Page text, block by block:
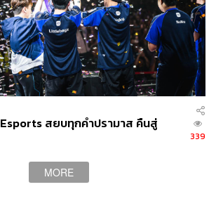
มินจุง ผู้ช่วยผู้จัดการใหญ่ WCG เชื่อว่า
อยมาลงทุนในอีสปอร์ตเพิ่มมากขึ้น แต่
อร์ตจะไม่ส่งผลกระทบต่อการเติบโตของ
ม เนื่องจากเทคโนโลยี เช่น Wearable
Virtual Reality จะเข้ามามีบทบาทสำคัญใน
ะสบการณ์แข่งขันและการรับชมกีฬา
ต
รเติบโตของอีสปอร์ต
ทัลทีวีช่อง Workpoint 23 ถ่ายทอดสด
สยบทุกคำปรามาส คืนสู่
339
MORE